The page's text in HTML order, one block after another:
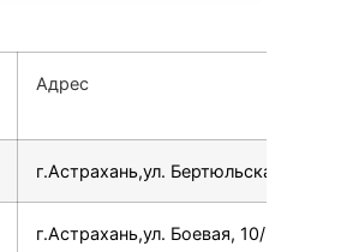
Адрес
г.Астрахань,ул. Бертюльская, 7
г.Астрахань,ул. Боевая, 10/20